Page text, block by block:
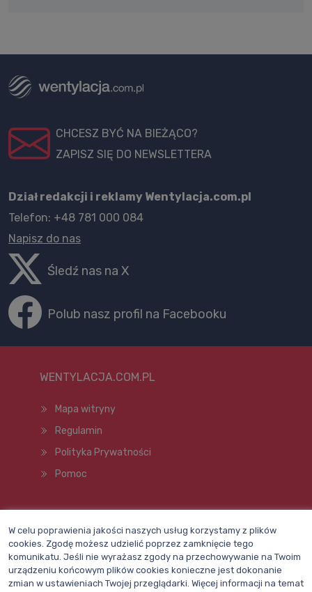
CHCESZ BYĆ NA BIEŻĄCO?
ZAPISZ SIĘ DO NEWSLETTERA
Dział redakcji i reklamy Wentylacja.com.pl
Telefon: +48 781 000 084
Napisz do nas
Śledź nas na X
Polub nasz profil na Facebooku
WENTYLACJA.COM.PL
Mapa witryny
Regulamin
Polityka Prywatności
Pomoc
W celu poprawienia jakości naszych usług korzystamy z plików
cookies. Zgodę możesz udzielić poprzez zamknięcie tego
komunikatu. Jeśli nie wyrażasz zgody na przechowywanie na Twoim
urządzeniu końcowym plików cookies konieczne jest dokonanie
zmian w ustawieniach Twojej przeglądarki. Więcej informacji na temat